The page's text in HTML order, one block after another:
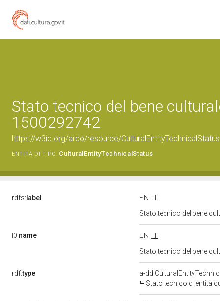
Stato tecnico del bene
1500292742
https://w3id.org/arco/resource/
ENTITÀ DI TIPO: CulturalEntityTechnicalStatus
rdfs: label EN
IT
Stato tecnico del bene
l0:name EN
IT
Stato tecnico del bene
rdf:type
a-
Stato tecnico di entità